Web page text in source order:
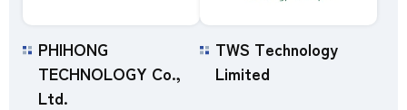
PHIHONG
TECHNOLOGY Co.,
Ltd.
TWS Technology
Limited